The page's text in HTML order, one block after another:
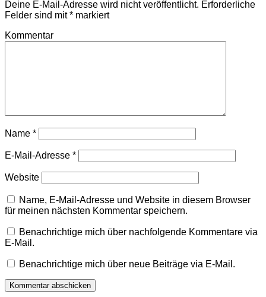
Deine E-Mail-Adresse wird nicht veröffentlicht. Erforderliche
Felder sind mit* markiert
Kommentar
Name *
E-Mail-Adresse *
Website
Name, E-Mail-Adresse und Website in diesem Browser
für meinen nächsten Kommentar speichern.
Benachrichtige mich über nachfolgende Kommentare via
E-Mail.
Benachrichtige mich über neue Beiträge via E-Mail.